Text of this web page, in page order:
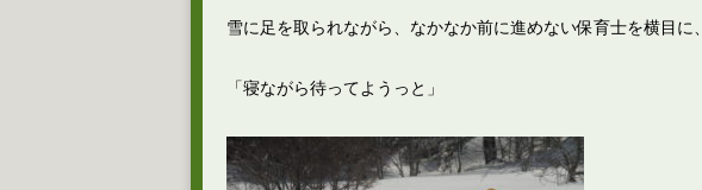
雪に足を取られながら、なかなか前に進めない保育士を横目に、
「寝ながら待ってようっと」